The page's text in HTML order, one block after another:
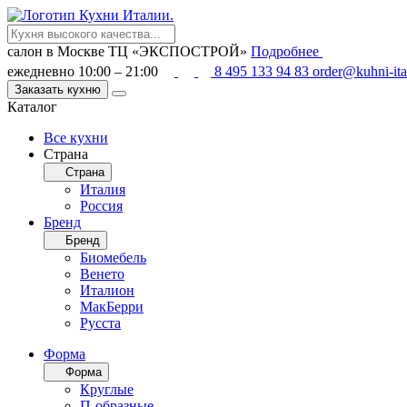
салон в Москве ТЦ «ЭКСПОСТРОЙ» Подробнее
ежедневно 10:00 – 21:00
8 495 133 94 83 order@kuhni-
Заказать кухню
Каталог
Все кухни
Страна
Страна
Италия
Россия
Бренд
Бренд
Биомебель
Венето
Италион
МакБерри
Русста
Форма
Форма
Круглые